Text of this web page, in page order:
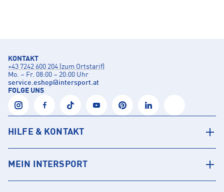
KONTAKT
+43 7242 600 204 (zum Ortstarif)
Mo. – Fr. 08:00 – 20:00 Uhr
service.eshop@intersport.at
FOLGE UNS
HILFE & KONTAKT
MEIN INTERSPORT